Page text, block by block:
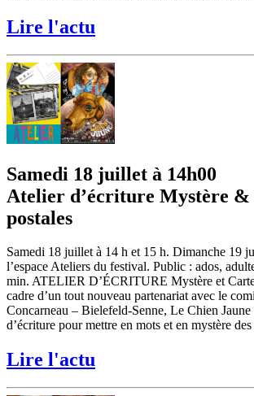
Lire l'actu
Samedi 18 juillet à 14h00
Atelier d’écriture Mystère &
postales
Samedi 18 juillet à 14 h et 15 h. Dimanche 19
l’espace Ateliers du festival. Public : ados,
min. ATELIER D’ÉCRITURE Mystère et
cadre d’un tout nouveau partenariat avec le
Concarneau – Bielefeld-Senne, Le Chien
d’écriture pour mettre en mots et en mystère
Lire l'actu